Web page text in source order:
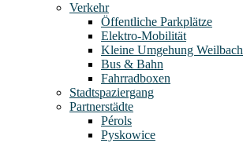
Verkehr
Öffentliche Parkplätze
Elektro-Mobilität
Kleine Umgehung Weilbach
Bus & Bahn
Fahrradboxen
Stadtspaziergang
Partnerstädte
Pérols
Pyskowice